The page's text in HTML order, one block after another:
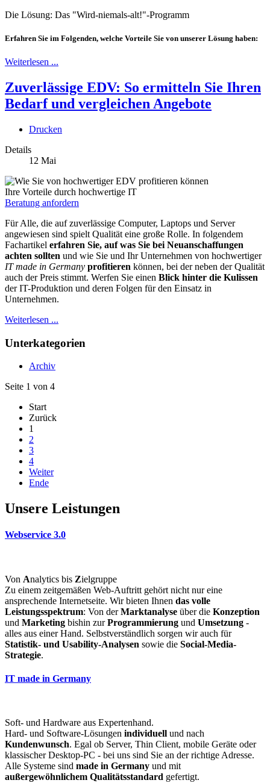
Die Lösung: Das "Wird-niemals-alt!"-Programm
Erfahren Sie im Folgenden, welche Vorteile Sie von unserer Lösung haben:
Weiterlesen ...
Zuverlässige EDV: So ermitteln Sie Ihren
Bedarf und vergleichen Angebote
Drucken
Details
12 Mai
Ihre Vorteile durch hochwertige IT
Beratung anfordern
Für Alle, die auf zuverlässige Computer, Laptops und Server
angewiesen sind spielt Qualität eine große Rolle. In folgendem
Fachartikel erfahren Sie, auf was Sie bei Neuanschaffungen
achten sollten und wie Sie und Ihr Unternehmen von hochwertiger
IT made in Germany profitieren können, bei der neben der Qualität
auch der Preis stimmt. Werfen Sie einen Blick hinter die Kulissen
der IT-Produktion und deren Folgen für den Einsatz in
Unternehmen.
Weiterlesen ...
Unterkategorien
Archiv
Seite 1 von 4
Start
Zurück
1
2
3
4
Weiter
Ende
Unsere Leistungen
Webservice 3.0
Von Analytics bis Zielgruppe
Zu einem zeitgemäßen Web-Auftritt gehört nicht nur eine
ansprechende Internetseite. Wir bieten Ihnen das volle
Leistungsspektrum: Von derMarktanalyse über die Konzeption
und Marketing bishin zurProgrammierung und Umsetzung -
alles aus einer Hand. Selbstverständlich sorgen wir auch für
Statistik- und Usability-Analysen sowie die Social-Media-
Strategie.
IT made in Germany
Soft- und Hardware aus Expertenhand.
Hard- und Software-Lösungen individuell und nach
Kundenwunsch. Egal ob Server, Thin Client, mobile Geräte oder
klassischer Desktop-PC - bei uns sind Sie an der richtige Adresse.
Alle Systeme sind made in Germany und mit
außergewöhnlichem Qualitätsstandard gefertigt.